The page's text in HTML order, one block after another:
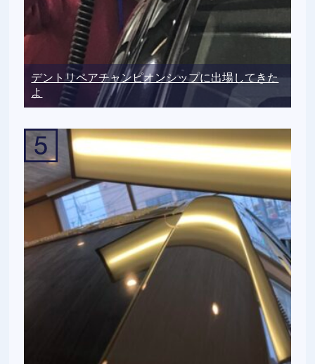
デントリペアチャンピオンシップに出場してきた
よ